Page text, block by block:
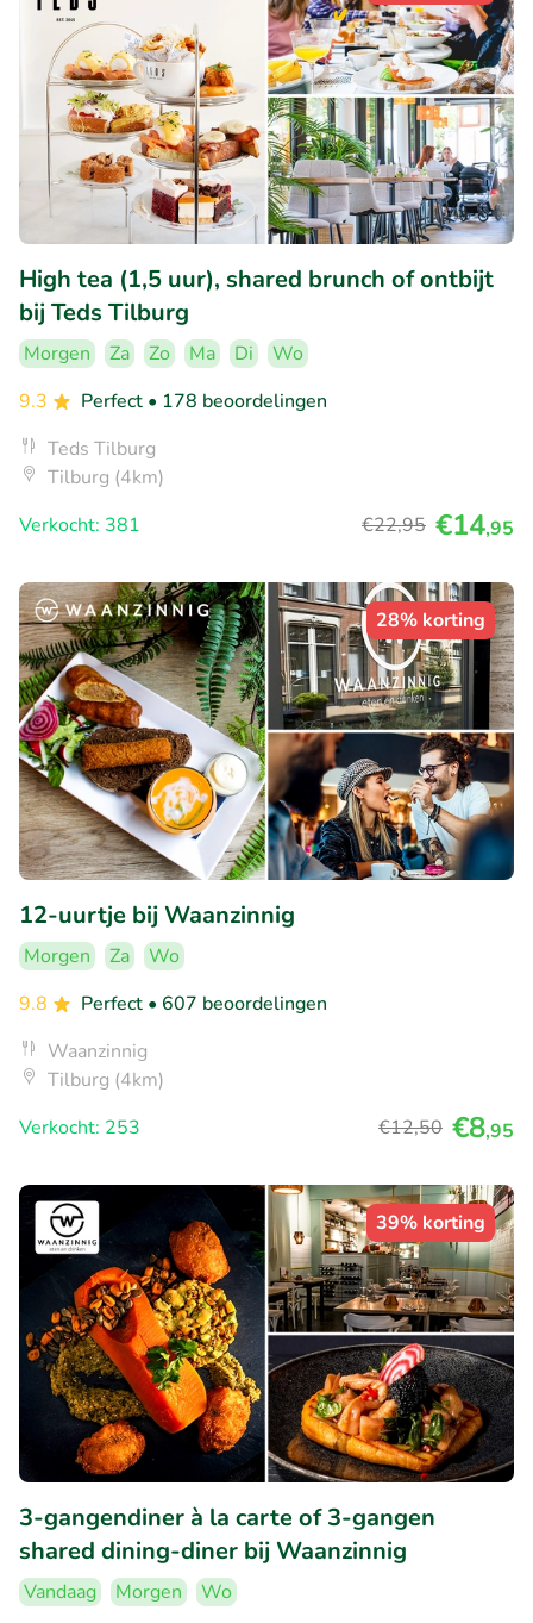
High tea (1,5 uur), shared brunch of ontbijt
bij Teds Tilburg
Morgen Za Zo Ma Di
Wo
9.3
Perfect • 178 beoordelingen
Teds Tilburg
Tilburg (4km)
Verkocht: 381
€22,95 €14,95
28% korting
12-uurtje bij Waanzinnig
Morgen Za
Wo
9.8
Perfect • 607 beoordelingen
Waanzinnig
Tilburg (4km)
Verkocht: 253
€12,50 €8,95
39% korting
3-gangendiner à la carte of 3-gangen
shared dining-diner bij Waanzinnig
Vandaag Morgen Wo